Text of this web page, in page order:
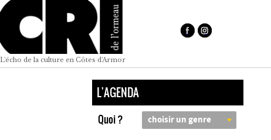
L'écho de la culture en Côtes d'Armor
L'AGENDA
Quoi ? choisir un genre